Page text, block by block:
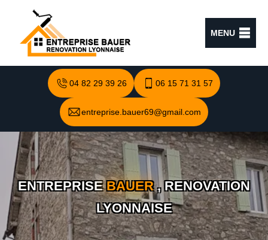
MENU
04 82 29 39 26 06 15 71 31 57
entreprise.bauer69@gmail.com
ENTREPRISEBAUER, RENOVATION
LYONNAISE